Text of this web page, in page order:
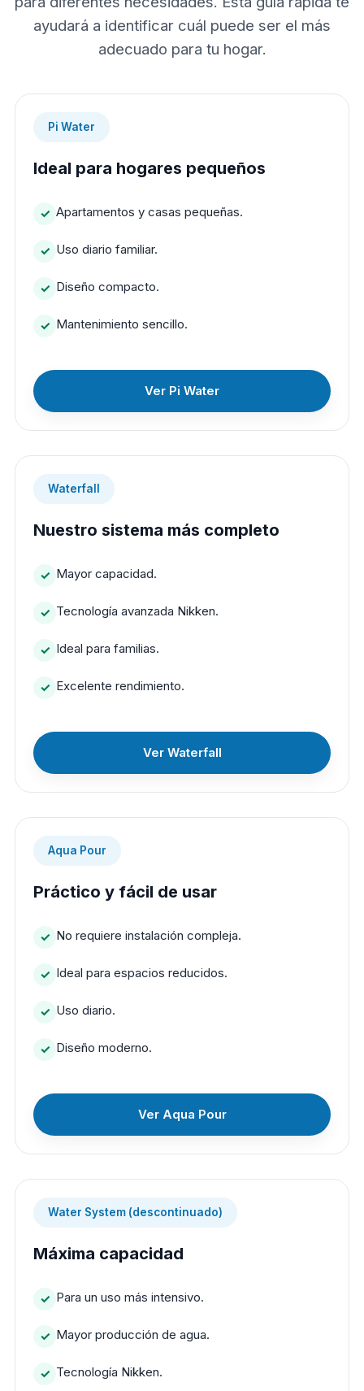
ayudará a identificar cuál puede ser el más
adecuado para tu hogar.
Pi Water
Ideal para hogares pequeños
Apartamentos y casas pequeñas.
Uso diario familiar.
Diseño compacto.
Mantenimiento sencillo.
Ver Pi Water
Waterfall
Nuestro sistema más completo
Mayor capacidad.
Tecnología avanzada Nikken.
Ideal para familias.
Excelente rendimiento.
Ver Waterfall
Aqua Pour
Práctico y fácil de usar
No requiere instalación compleja.
Ideal para espacios reducidos.
Uso diario.
Diseño moderno.
Ver Aqua Pour
Water System (descontinuado)
Máxima capacidad
Para un uso más intensivo.
Mayor producción de agua.
Tecnología Nikken.